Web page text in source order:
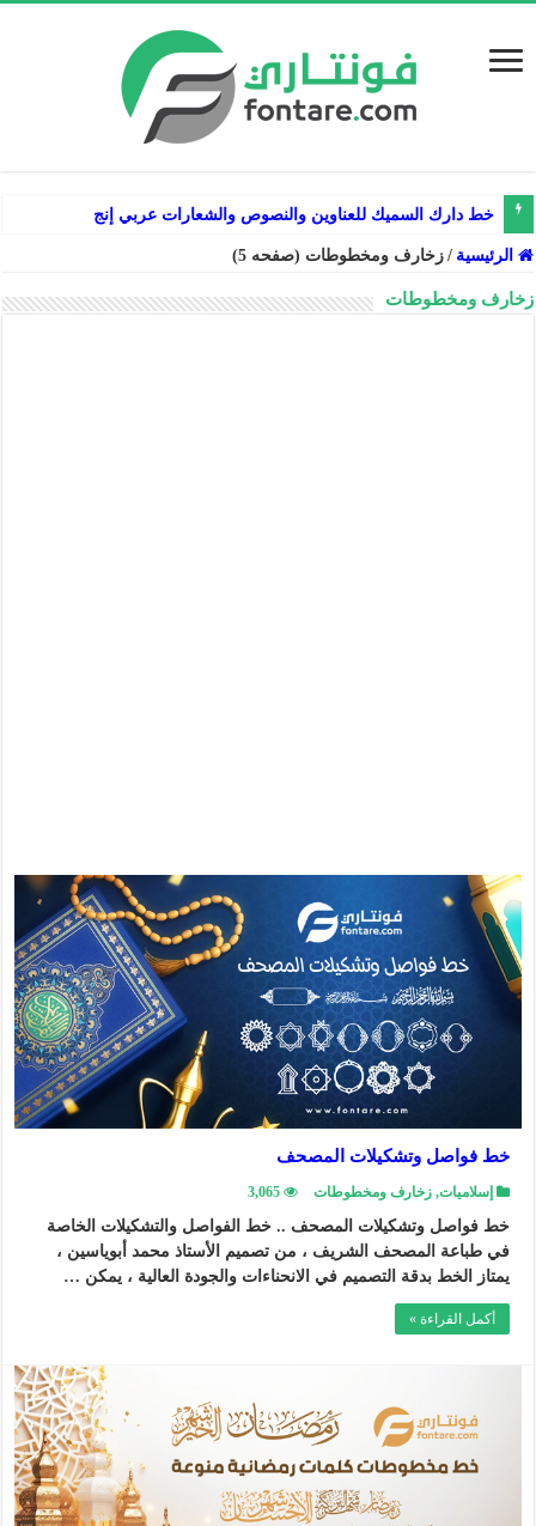
خط دارك السميك للعناوين والنصوص والشعارات عربي إنجليزي فارسي
الرئيسية / زخارف ومخطوطات (صفحه 5)
زخارف ومخطوطات
خط فواصل وتشكيلات المصحف
إسلاميات,زخارف ومخطوطات 3,065
خط فواصل وتشكيلات المصحف .. خط الفواصل والتشكيلات الخاصة
في طباعة المصحف الشريف ، من تصميم الأستاذ محمد أبوياسين ،
يمتاز الخط بدقة التصميم في الانحناءات والجودة العالية ، يمكن …
أكمل القراءة »